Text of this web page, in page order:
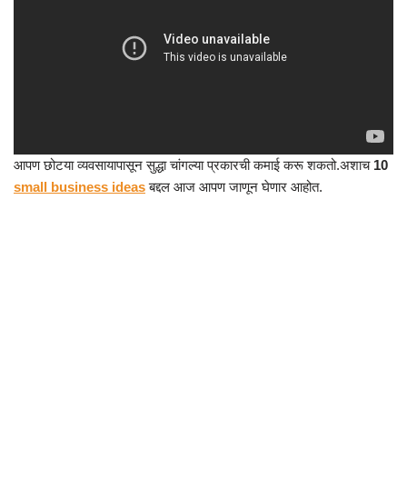
आपण छोटया व्यवसायापासून सुद्धा चांगल्या प्रकारची कमाई करू शकतो.अशाच 10
small business ideas बद्दल आज आपण जाणून घेणार आहोत.